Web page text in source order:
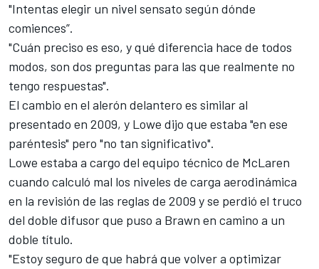
"Intentas elegir un nivel sensato según dónde
comiences”.
"Cuán preciso es eso, y qué diferencia hace de todos
modos, son dos preguntas para las que realmente no
tengo respuestas".
El cambio en el alerón delantero es similar al
presentado en 2009, y Lowe dijo que estaba "en ese
paréntesis" pero "no tan significativo".
Lowe estaba a cargo del equipo técnico de McLaren
cuando calculó mal los niveles de carga aerodinámica
en la revisión de las reglas de 2009 y se perdió el truco
del doble difusor que puso a Brawn en camino a un
doble título.
"Estoy seguro de que habrá que volver a optimizar